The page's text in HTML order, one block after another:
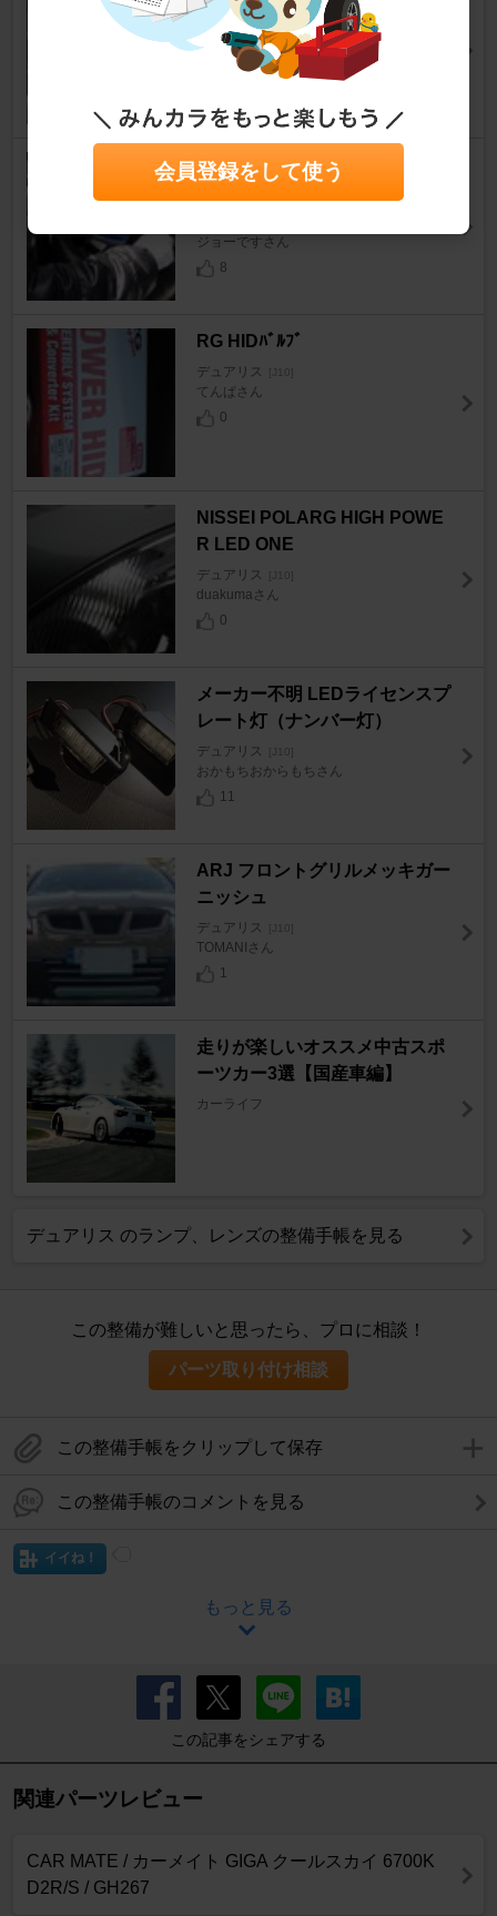
デュアリス [J10]
TOMANIさん
高級感漂う♪“黒木目ウッドステ
ジョーですさん
8
RG HIDﾊﾞﾙﾌﾞ
デュアリス [J10]
てんぱさん
0
NISSEI POLARG HIGH POWE
R LED ONE
デュアリス [J10]
duakumaさん
0
メーカー不明 LEDライセンスプ
レート灯（ナンバー灯）
デュアリス [J10]
おかもちおからもちさん
11
ARJ フロントグリルメッキガー
ニッシュ
デュアリス [J10]
TOMANIさん
1
走りが楽しいオススメ中古スポ
ーツカー3選【国産車編】
カーライフ
デュアリス のランプ、レンズの整備手帳を見る
この整備が難しいと思ったら、プロに相談！
パーツ取り付け相談
この整備手帳をクリップして保存
この整備手帳のコメントを見る
イイね！
もっと見る
この記事をシェアする
関連パーツレビュー
CAR MATE / カーメイト GIGA クールスカイ 6700K
D2R/S / GH267
会員登録をして使う